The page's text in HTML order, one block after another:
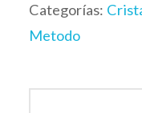
Categorías:
Metodo